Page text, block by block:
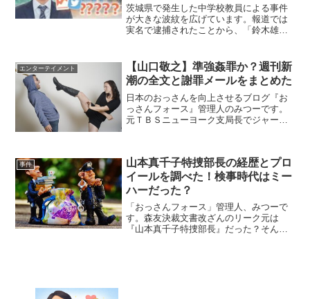
茨城県で発生した中学校教員による事件
が大きな波紋を広げています。報道では
実名で逮捕されたことから、「鈴木雄大
どこなのか」といった点に関心が集まっ
ています。本記事では、...
エンターテイメント
【山口敬之】準強姦罪か？週刊新
潮の全文と謝罪メールをまとめた
日本のおっさんを向上させるブログ『お
っさんフォース』管理人のみつーです。
元ＴＢＳニューヨーク支局長でジャーナ
る記者会見もありちょ...
事件
山本真千子特捜部長の経歴とプロ
イールを調べた！検事時代はミー
ハーだった？
「おっさんフォース」管理人、みつーで
す。森友決裁文書改ざんのリーク元は
『山本真千子特捜部長』だった？そんな